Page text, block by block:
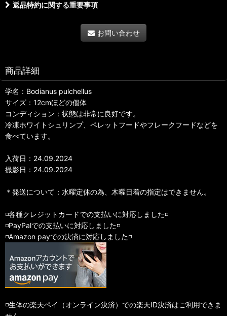
返品特約に関する重要事項
お問い合わせ
商品詳細
学名：Bodianus pulchellus
サイズ：12cmほどの個体
コンディション：状態は非常に良好です。
冷凍ホワイトシュリンプ、ペレットフードやフレークフードなどを
食べています。
入荷日：24.09.2024
撮影日：24.09.2024
＊発送について：水曜定休の為、木曜日着の指定はできません。
◽️各種クレジットカードでの支払いに対応しました◽️
◽️PayPalでの支払いに対応しました◽️
◽️Amazon payでの決済に対応しました◽️
◽️生体の楽天ペイ（オンライン決済）での楽天ID決済はご利用できま